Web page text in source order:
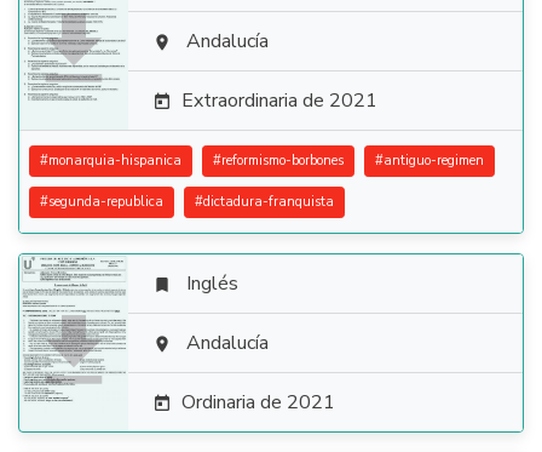
  Andalucía
 Extraordinaria de 2021
#monarquia-hispanica #reformismo-borbones #antiguo-regimen
#segunda-republica #dictadura-franquista

 Inglés
 Andalucía
 Ordinaria de 2021